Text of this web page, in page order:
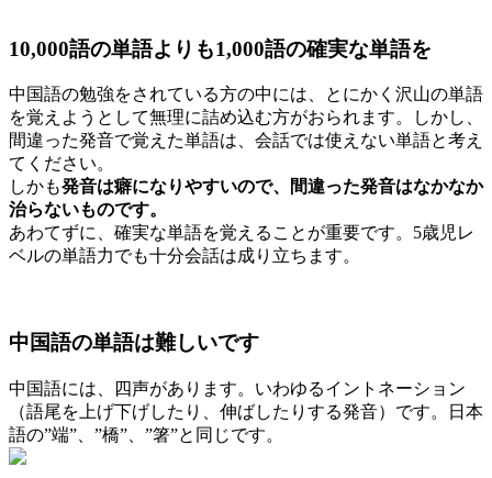
10,000語の単語よりも1,000語の確実な単語を
中国語の勉強をされている方の中には、とにかく沢山の単語
を覚えようとして無理に詰め込む方がおられます。しかし、
間違った発音で覚えた単語は、会話では使えない単語と考え
てください。
しかも発音は癖になりやすいので、間違った発音はなかなか
治らないものです。
あわてずに、確実な単語を覚えることが重要です。5歳児レ
ベルの単語力でも十分会話は成り立ちます。
中国語の単語は難しいです
中国語には、四声があります。いわゆるイントネーション
（語尾を上げ下げしたり、伸ばしたりする発音）です。日本
語の”端”、”橋”、”箸”と同じです。